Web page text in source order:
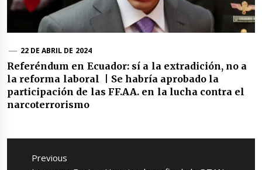
22 DE ABRIL DE 2024
Referéndum en Ecuador: sí a la extradición, no a
la reforma laboral | Se habría aprobado la
participación de las FF.AA. en la lucha contra el
narcoterrorismo
Navegación
Previous